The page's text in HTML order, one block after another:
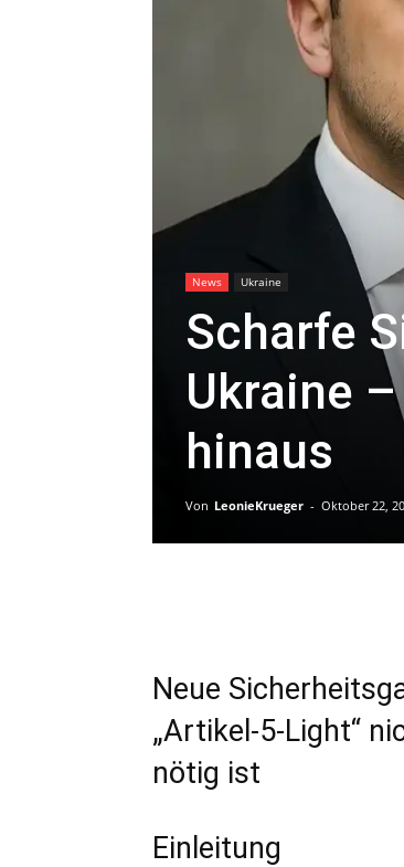
News Ukraine
Scharfe
Ukraine
hinaus
Von LeonieKrueger - Oktober 22,
Neue
„Artikel‑5‑Light“
nötig ist
Einleitung